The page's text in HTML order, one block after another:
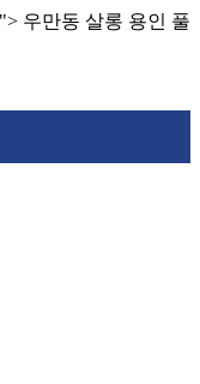
"> 우만동 살롱 용인 풀